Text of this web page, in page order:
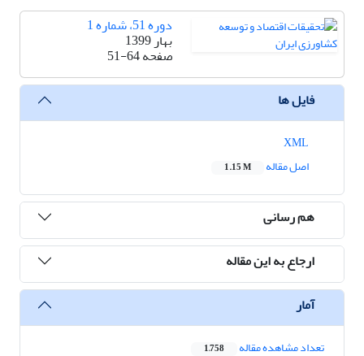
دوره 51، شماره 1
بهار 1399
صفحه51-64
فایل ها
اصل مقاله
1.15 M
هم رسانی
ارجاع به این مقاله
آمار
تعداد مشاهده مقاله 1,758